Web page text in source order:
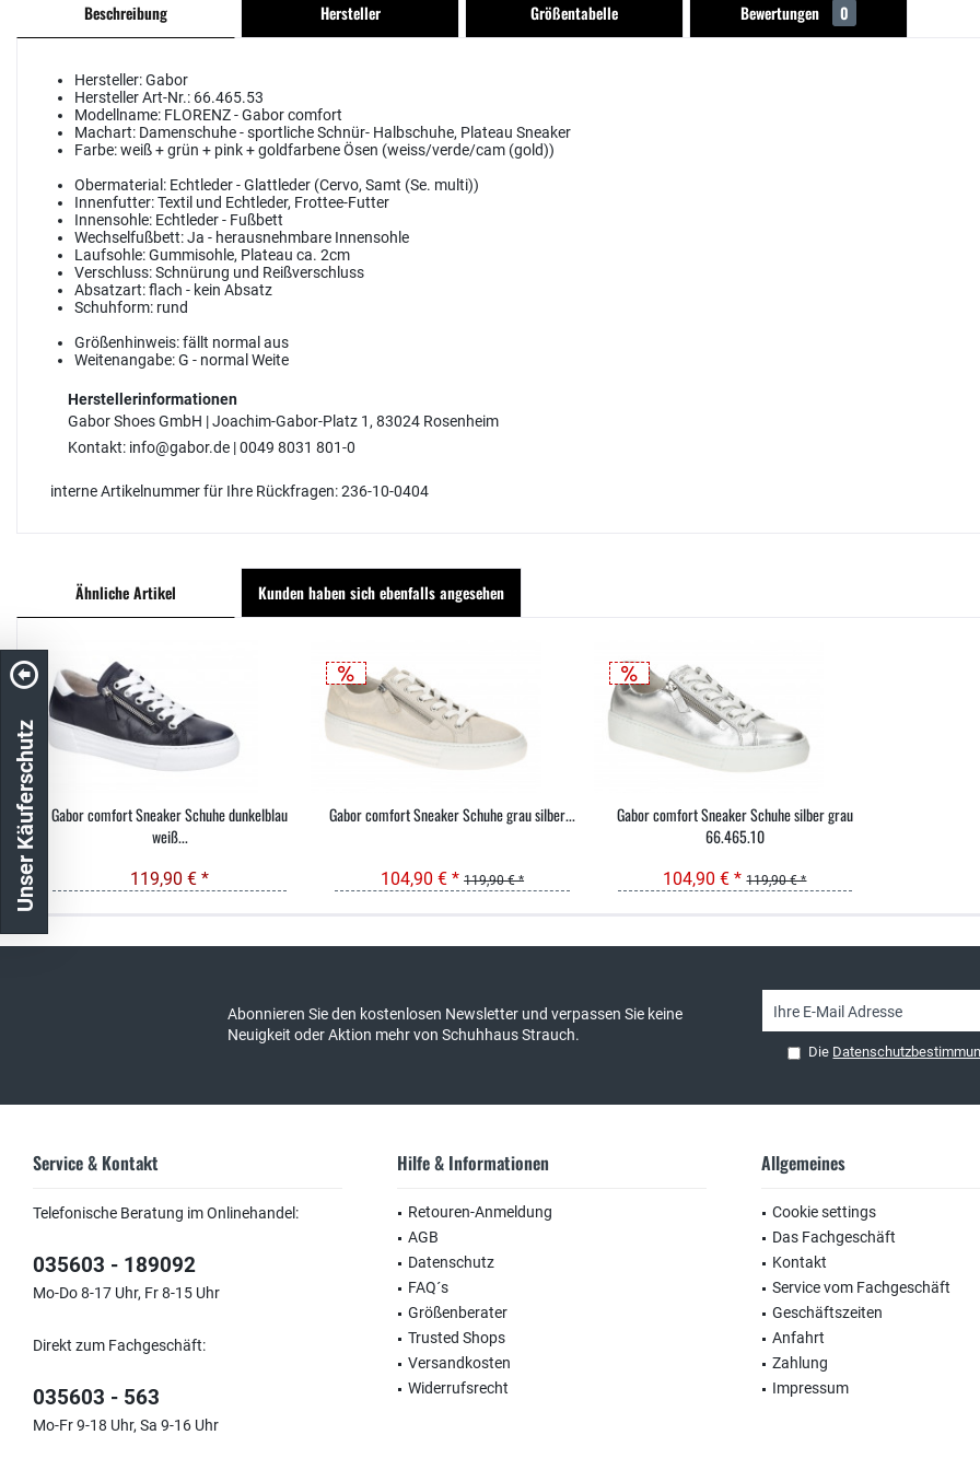
Beschreibung Hersteller Größentabelle Bewertungen 0
Hersteller:Gabor
Hersteller Art-Nr.: 66.465.53
Modellname: FLORENZ - Gabor comfort
Machart: Damenschuhe - sportliche Schnür- Halbschuhe, Plateau Sneaker
Farbe:weiß + grün + pink + goldfarbene Ösen (weiss/verde/cam (gold))
Obermaterial: Echtleder - Glattleder (Cervo, Samt (Se. multi))
Innenfutter:Textil und Echtleder, Frottee-Futter
Innensohle: Echtleder - Fußbett
Wechselfußbett:Ja - herausnehmbare Innensohle
Laufsohle:Gummisohle, Plateau ca. 2cm
Verschluss:Schnürung und Reißverschluss
Absatzart:flach - kein Absatz
Schuhform: rund
Größenhinweis:fällt normal aus
Weitenangabe:G - normal Weite
Herstellerinformationen
Gabor Shoes GmbH | Joachim-Gabor-Platz 1, 83024 Rosenheim
Kontakt: info@gabor.de | 0049 8031 801-0
interne Artikelnummer für Ihre Rückfragen: 236-10-0404
Ähnliche Artikel Kunden haben sich ebenfalls angesehen
Gabor comfort Sneaker Schuhe dunkelblau
weiß...
119,90 € *
Gabor comfort Sneaker Schuhe grau silber...
104,90 € * 119,90 € *
Gabor comfort Sneaker Schuhe silber grau
66.465.10
104,90 € * 119,90 € *
Abonnieren Sie den kostenlosen Newsletter und verpassen Sie keine
Neuigkeit oder Aktion mehr von Schuhhaus Strauch.
Die
Service & Kontakt
Telefonische Beratung im Onlinehandel:
035603 - 189092
Mo-Do 8-17 Uhr, Fr 8-15 Uhr
Direkt zum Fachgeschäft:
035603 - 563
Mo-Fr 9-18 Uhr, Sa 9-16 Uhr
Hilfe & Informationen
Retouren-Anmeldung
AGB
Datenschutz
FAQ´s
Größenberater
Trusted Shops
Versandkosten
Widerrufsrecht
Allgemeines
Cookie settings
Das Fachgeschäft
Kontakt
Service vom Fachgeschäft
Geschäftszeiten
Anfahrt
Zahlung
Impressum
Unser Käuferschutz